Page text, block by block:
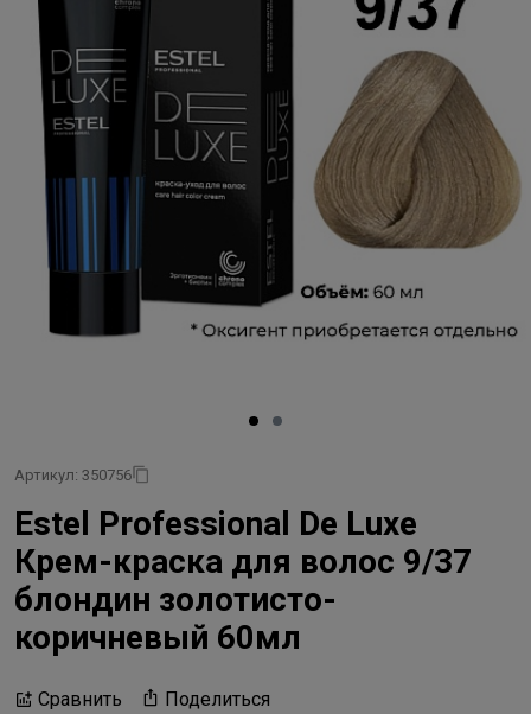
Артикул: 350756
Estel Professional De Luxe
Крем-краска для волос 9/37
блондин золотисто-
коричневый 60мл
Сравнить Поделиться